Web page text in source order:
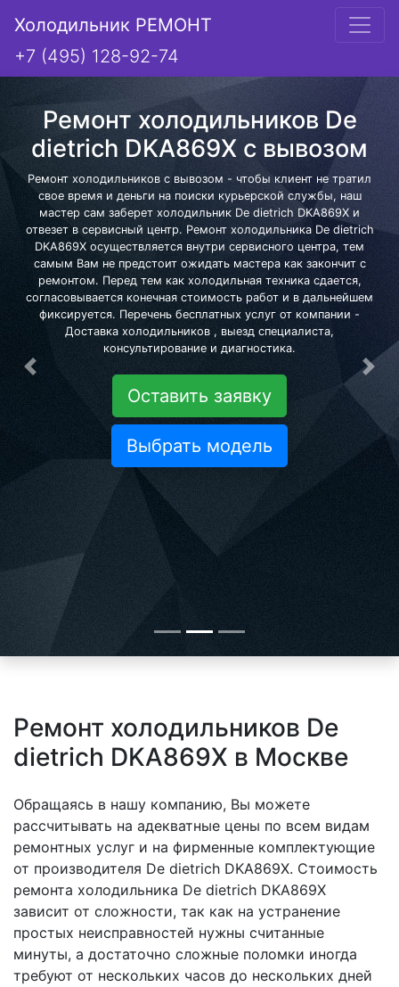
Холодильник РЕМОНТ
+7 (495) 128-92-74
Ремонт холодильников De
dietrich DKA869X с вывозом
Ремонт холодильников с вывозом - чтобы клиент не тратил
свое время и деньги на поиски курьерской службы, наш
мастер сам заберет холодильник De dietrich DKA869X и
отвезет в сервисный центр. Ремонт холодильника De dietrich
DKA869X осуществляется внутри сервисного центра, тем
самым Вам не предстоит ожидать мастера как закончит с
ремонтом. Перед тем как холодильная техника сдается,
согласовывается конечная стоимость работ и в дальнейшем
фиксируется. Перечень бесплатных услуг от компании -
Доставка холодильников , выезд специалиста,
консультирование и диагностика.
Оставить заявку
Выбрать модель
Предыдущая
Ремонт холодильников De
dietrich DKA869X в Москве
Обращаясь в нашу компанию, Вы можете
рассчитывать на адекватные цены по всем видам
ремонтных услуг и на фирменные комплектующие
от производителя De dietrich DKA869X. Стоимость
ремонта холодильника De dietrich DKA869X
зависит от сложности, так как на устранение
простых неисправностей нужны считанные
минуты, а достаточно сложные поломки иногда
требуют от нескольких часов до нескольких дней